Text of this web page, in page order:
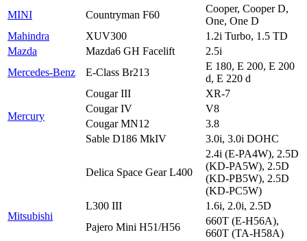
MINI
Countryman F60
Cooper, Cooper D,
One, One D
Mahindra
XUV300
1.2i Turbo, 1.5 TD
Mazda
Mazda6 GH Facelift
2.5i
Mercedes-Benz
E-Class Br213
E 180, E 200, E 200
d, E 220 d
Mercury
Cougar III
XR-7
Cougar IV
V8
Cougar MN12
3.8
Sable D186 MkIV
3.0i, 3.0i DOHC
Mitsubishi
Delica Space Gear L400
2.4i (E-PA4W), 2.5D
(KD-PA5W), 2.5D
(KD-PB5W), 2.5D
(KD-PC5W)
L300 III
1.6i, 2.0i, 2.5D
Pajero Mini H51/H56
660T (E-H56A),
660T (TA-H58A)